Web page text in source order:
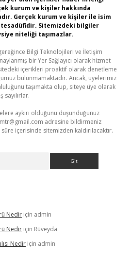
kurum ve kişiler hakkında
Gerçek kurum ve kişiler ile isim
Sitemizdeki bilgiler
niteliği taşımazlar.
Bilgi Teknolojileri ve İletişim
bir Yer Sağlayıcı olarak hizmet
içerikleri proaktif olarak denetleme
bulunmamaktadır. Ancak, üyelerimiz
taşımakta olup, siteye üye olarak
aykırı olduğunu düşündüğünüz
adresine bildirmeniz
içerisinde sitemizden kaldırılacaktır.
Nedir için admin
Nedir için Rüveyda
Nedir için admin